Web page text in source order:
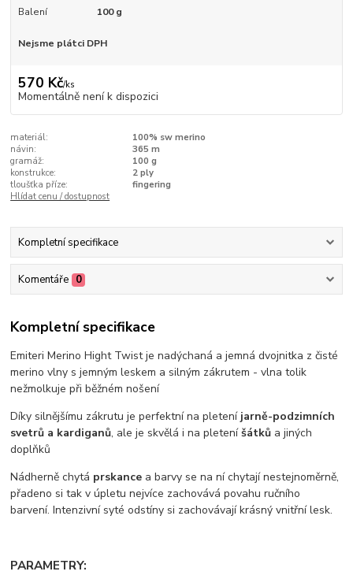
Balení
100 g
Nejsme plátci DPH
570 Kč/ks
Momentálně není k dispozici
materiál:
100% sw merino
návin:
365 m
gramáž:
100 g
konstrukce:
2 ply
tloušťka příze:
fingering
Hlídat cenu / dostupnost
Kompletní specifikace
Komentáře 0
Kompletní specifikace
Emiteri Merino Hight Twist je nadýchaná a jemná dvojnitka z čisté
merino vlny s jemným leskem a silným zákrutem - vlna tolik
nežmolkuje při běžném nošení
Díky silnějšímu zákrutu je perfektní na pletení jarně-podzimních
svetrů a kardiganů, ale je skvělá i na pleteníšátků a jiných
doplňků
Nádherně chytá prskance a barvy se na ní chytají nestejnoměrně,
přadeno si tak v úpletu nejvíce zachovává povahu ručního
barvení. Intenzivní syté odstíny si zachovávají krásný vnitřní lesk.
PARAMETRY: